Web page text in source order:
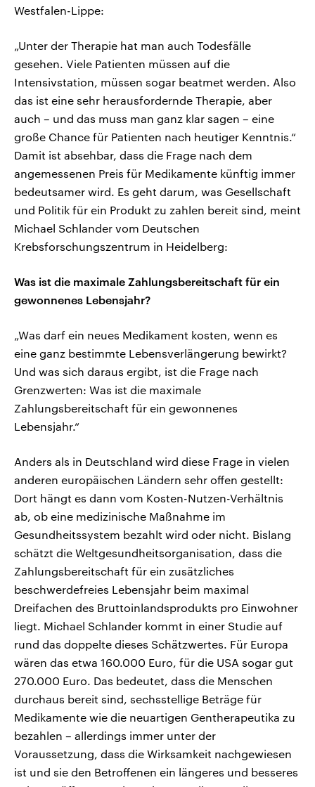
Westfalen-Lippe:
„Unter der Therapie hat man auch Todesfälle
gesehen. Viele Patienten müssen auf die
Intensivstation, müssen sogar beatmet werden. Also
das ist eine sehr herausfordernde Therapie, aber
auch – und das muss man ganz klar sagen – eine
große Chance für Patienten nach heutiger Kenntnis.“
Damit ist absehbar, dass die Frage nach dem
angemessenen Preis für Medikamente künftig immer
bedeutsamer wird. Es geht darum, was Gesellschaft
und Politik für ein Produkt zu zahlen bereit sind, meint
Michael Schlander vom Deutschen
Krebsforschungszentrum in Heidelberg:
Was ist die maximale Zahlungsbereitschaft für ein
gewonnenes Lebensjahr?
„Was darf ein neues Medikament kosten, wenn es
eine ganz bestimmte Lebensverlängerung bewirkt?
Und was sich daraus ergibt, ist die Frage nach
Grenzwerten: Was ist die maximale
Zahlungsbereitschaft für ein gewonnenes
Lebensjahr.“
Anders als in Deutschland wird diese Frage in vielen
anderen europäischen Ländern sehr offen gestellt:
Dort hängt es dann vom Kosten-Nutzen-Verhältnis
ab, ob eine medizinische Maßnahme im
Gesundheitssystem bezahlt wird oder nicht. Bislang
schätzt die Weltgesundheitsorganisation, dass die
Zahlungsbereitschaft für ein zusätzliches
beschwerdefreies Lebensjahr beim maximal
Dreifachen des Bruttoinlandsprodukts pro Einwohner
liegt. Michael Schlander kommt in einer Studie auf
rund das doppelte dieses Schätzwertes. Für Europa
wären das etwa 160.000 Euro, für die USA sogar gut
270.000 Euro. Das bedeutet, dass die Menschen
durchaus bereit sind, sechsstellige Beträge für
Medikamente wie die neuartigen Gentherapeutika zu
bezahlen – allerdings immer unter der
Voraussetzung, dass die Wirksamkeit nachgewiesen
ist und sie den Betroffenen ein längeres und besseres